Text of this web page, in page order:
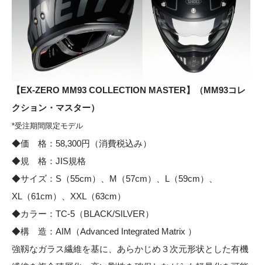
【EX-ZERO MM93 COLLECTION MASTER】（MM93コレ
クション・マスター）
*受注期間限定モデル
◆価 格：58,300円（消費税込み）
◆規 格：JIS規格
◆サイズ：S（55cm）、M（57cm）、L（59cm）、
XL（61cm）、XXL（63cm）
◆カラー：TC-5（BLACK/SILVER）
◆構 造：AIM（Advanced Integrated Matrix ）
強靱なガラス繊維を基に、あらかじめ３次元形状とした有機